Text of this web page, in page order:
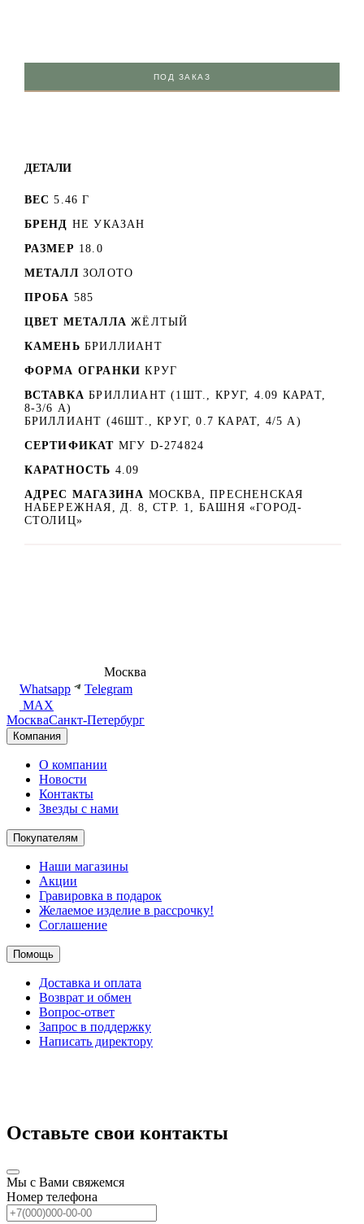
ПОД ЗАКАЗ
ДЕТАЛИ
ВЕС 5.46 Г
БРЕНД НЕ УКАЗАН
РАЗМЕР 18.0
МЕТАЛЛ ЗОЛОТО
ПРОБА 585
ЦВЕТ МЕТАЛЛА ЖЁЛТЫЙ
КАМЕНЬ БРИЛЛИАНТ
ФОРМА ОГРАНКИ КРУГ
ВСТАВКА БРИЛЛИАНТ (1ШТ., КРУГ, 4.09 КАРАТ,
8-3/6 А)
БРИЛЛИАНТ (46ШТ., КРУГ, 0.7 КАРАТ, 4/5 А)
СЕРТИФИКАТ МГУ D-274824
КАРАТНОСТЬ 4.09
АДРЕС МАГАЗИНА МОСКВА, ПРЕСНЕНСКАЯ
НАБЕРЕЖНАЯ, Д. 8, СТР. 1, БАШНЯ «ГОРОД-
СТОЛИЦ»
Москва
Whatsapp
Telegram
MAX
МоскваСанкт-Петербург
Компания
О компании
Новости
Контакты
Звезды с нами
Покупателям
Наши магазины
Акции
Гравировка в подарок
Желаемое изделие в рассрочку!
Соглашение
Помощь
Доставка и оплата
Возврат и обмен
Вопрос-ответ
Запрос в поддержку
Написать директору
Оставьте свои контакты
Мы с Вами свяжемся
Номер телефона